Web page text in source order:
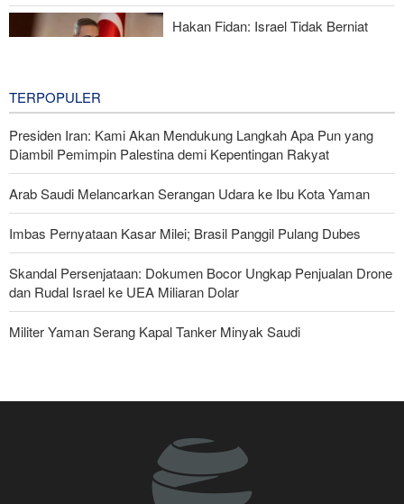
Hakan Fidan: Israel Tidak Berniat
TERPOPULER
Presiden Iran: Kami Akan Mendukung Langkah Apa Pun yang
Diambil Pemimpin Palestina demi Kepentingan Rakyat
Arab Saudi Melancarkan Serangan Udara ke Ibu Kota Yaman
Imbas Pernyataan Kasar Milei; Brasil Panggil Pulang Dubes
Skandal Persenjataan: Dokumen Bocor Ungkap Penjualan Drone
dan Rudal Israel ke UEA Miliaran Dolar
Militer Yaman Serang Kapal Tanker Minyak Saudi
Legislator Iran: AS Akan Segera Diusir dari Kawasan dan Semua